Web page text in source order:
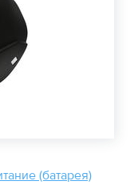
(батарея)